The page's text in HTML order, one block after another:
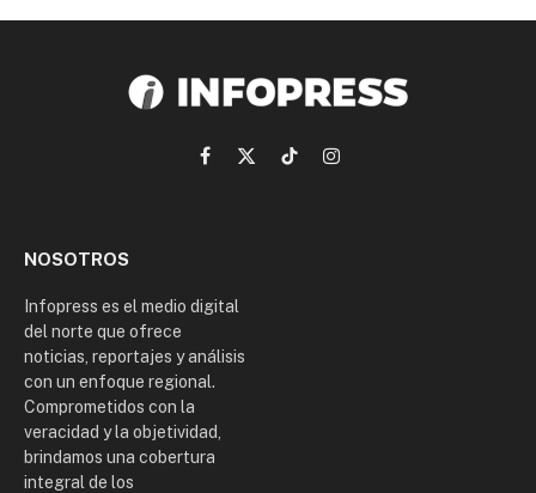
Facebook
X
TikTokInstagram
NOSOTROS
Infopress es el medio digital
del norte que ofrece
noticias, reportajes y análisis
con un enfoque regional.
Comprometidos con la
veracidad y la objetividad,
brindamos una cobertura
integral de los